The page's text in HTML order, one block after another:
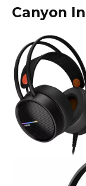
Canyon